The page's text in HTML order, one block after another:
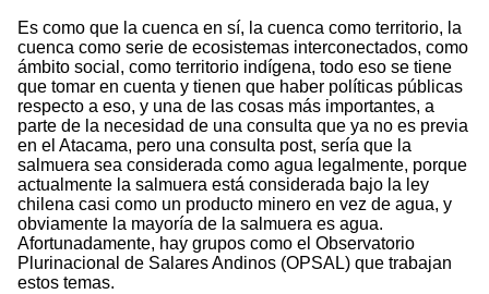
Es como que la cuenca en sí, la cuenca como territorio, la
cuenca como serie de ecosistemas interconectados, como
ámbito social, como territorio indígena, todo eso se tiene
que tomar en cuenta y tienen que haber políticas públicas
respecto a eso, y una de las cosas más importantes, a
parte de la necesidad de una consulta que ya no es previa
en el Atacama, pero una consulta post, sería que la
salmuera sea considerada como agua legalmente, porque
actualmente la salmuera está considerada bajo la ley
chilena casi como un producto minero en vez de agua, y
obviamente la mayoría de la salmuera es agua.
Afortunadamente, hay grupos como el Observatorio
Plurinacional de Salares Andinos (OPSAL) que trabajan
estos temas.